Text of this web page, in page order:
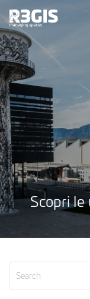
Scopri